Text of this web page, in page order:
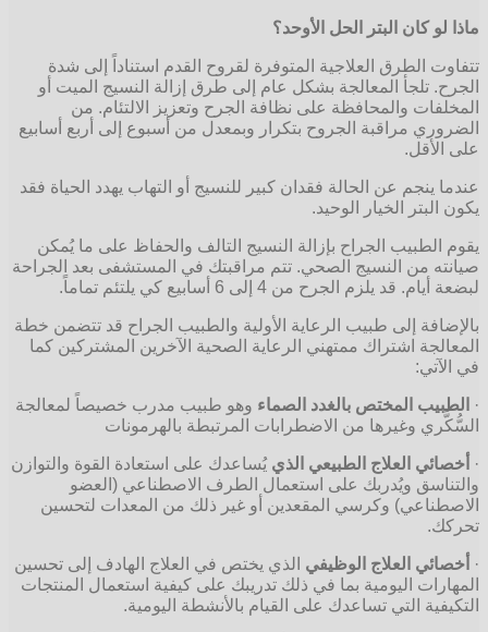
ماذا لو كان البتر الحل الأوحد؟
تتفاوت الطرق العلاجية المتوفرة لقروح القدم استناداً إلى شدة
الجرح. تلجأ المعالجة بشكل عام إلى طرق إزالة النسيج الميت أو
المخلفات والمحافظة على نظافة الجرح وتعزيز الالتئام. من
الضروري مراقبة الجروح بتكرار وبمعدل من أسبوع إلى أربع أسابيع
على الأقل.
عندما ينجم عن الحالة فقدان كبير للنسيج أو التهاب يهدد الحياة فقد
يكون البتر الخيار الوحيد.
يقوم الطبيب الجراح بإزالة النسيج التالف والحفاظ على ما يُمكن
صيانته من النسيج الصحي. تتم مراقبتك في المستشفى بعد الجراحة
لبضعة أيام. قد يلزم الجرح من 4 إلى 6 أسابيع كي يلتئم تماماً.
بالإضافة إلى طبيب الرعاية الأولية والطبيب الجراح قد تتضمن خطة
المعالجة اشتراك ممتهني الرعاية الصحية الآخرين المشتركين كما
في الآتي:
· الطبيب المختص بالغدد الصماء وهو طبيب مدرب خصيصاً لمعالجة
السُّكَّري وغيرها من الاضطرابات المرتبطة بالهرمونات
· أخصائي العلاج الطبيعي الذي يُساعدك على استعادة القوة والتوازن
والتناسق ويُدربك على استعمال الطرف الاصطناعي (العضو
الاصطناعي) وكرسي المقعدين أو غير ذلك من المعدات لتحسين
تحركك.
· أخصائي العلاج الوظيفي الذي يختص في العلاج الهادف إلى تحسين
المهارات اليومية بما في ذلك تدريبك على كيفية استعمال المنتجات
التكيفية التي تساعدك على القيام بالأنشطة اليومية.